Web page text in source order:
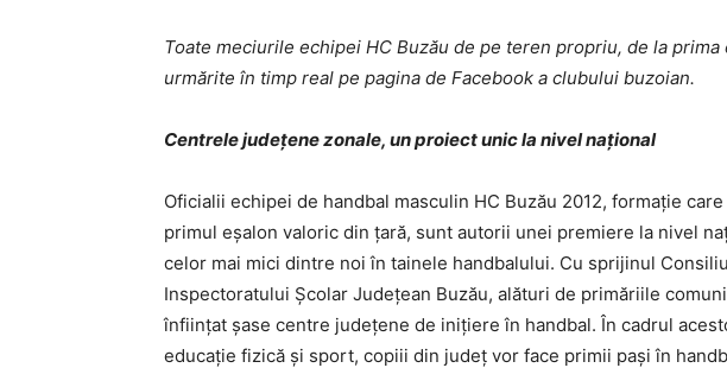
Toate meciurile echipei HC Buzău de pe teren propriu, de la
urmărite în timp real pe pagina de Facebook a clubului buzoian.
Centrele judeţene zonale, un proiect unic la nivel naţional
Oficialii echipei de handbal masculin HC Buzău 2012, formaţie
primul eşalon valoric din ţară, sunt autorii unei premiere la nivel
celor mai mici dintre noi în tainele handbalului. Cu sprijinul
Inspectoratului Şcolar Judeţean Buzău, alături de primăriile
înfiinţat şase centre judeţene de iniţiere în handbal. În cadrul
educaţie fizică şi sport, copiii din judeţ vor face primii paşi în